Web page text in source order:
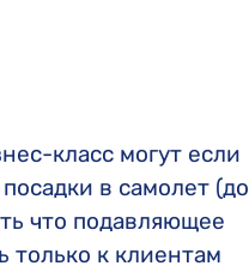
класс могут если
в самолет (до
что подавляющее
только к клиентам